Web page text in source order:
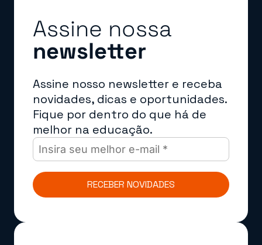
Assine nossa
newsletter
Assine nosso newsletter e receba
novidades, dicas e oportunidades.
Fique por dentro do que há de
melhor na educação.
RECEBER NOVIDADES